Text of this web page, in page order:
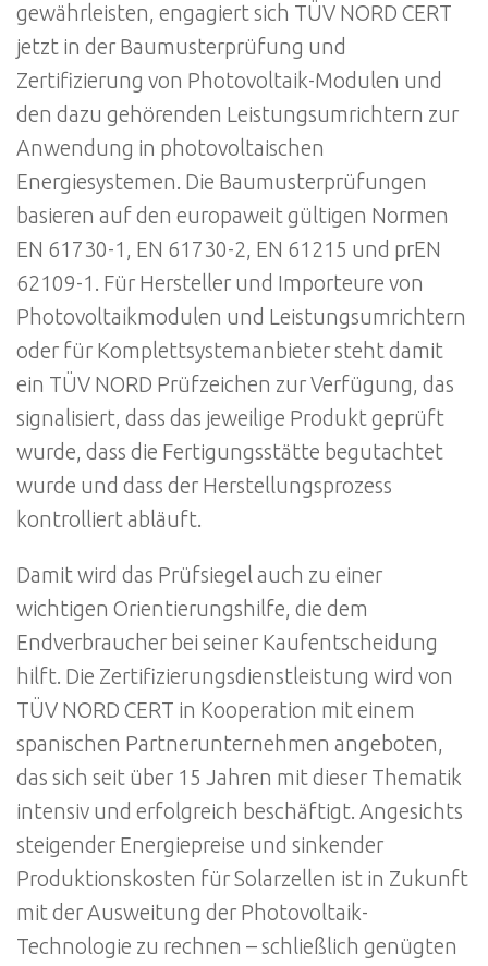
gewährleisten, engagiert sich TÜV NORD CERT
jetzt in der Baumusterprüfung und
Zertifizierung von Photovoltaik-Modulen und
den dazu gehörenden Leistungsumrichtern zur
Anwendung in photovoltaischen
Energiesystemen. Die Baumusterprüfungen
basieren auf den europaweit gültigen Normen
EN 61730-1, EN 61730-2, EN 61215 und prEN
62109-1. Für Hersteller und Importeure von
Photovoltaikmodulen und Leistungsumrichtern
oder für Komplettsystemanbieter steht damit
ein TÜV NORD Prüfzeichen zur Verfügung, das
signalisiert, dass das jeweilige Produkt geprüft
wurde, dass die Fertigungsstätte begutachtet
wurde und dass der Herstellungsprozess
kontrolliert abläuft.
Damit wird das Prüfsiegel auch zu einer
wichtigen Orientierungshilfe, die dem
Endverbraucher bei seiner Kaufentscheidung
hilft. Die Zertifizierungsdienstleistung wird von
TÜV NORD CERT in Kooperation mit einem
spanischen Partnerunternehmen angeboten,
das sich seit über 15 Jahren mit dieser Thematik
intensiv und erfolgreich beschäftigt. Angesichts
steigender Energiepreise und sinkender
Produktionskosten für Solarzellen ist in Zukunft
mit der Ausweitung der Photovoltaik-
Technologie zu rechnen – schließlich genügten